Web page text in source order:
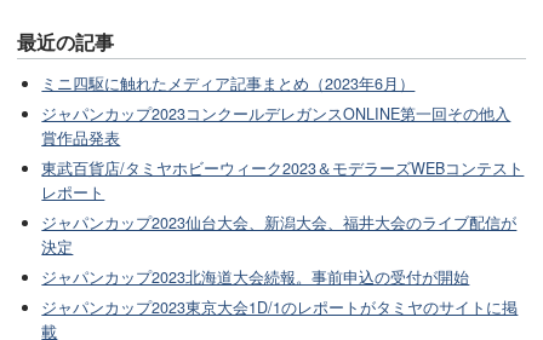
最近の記事
ミニ四駆に触れたメディア記事まとめ（2023年6月）
ジャパンカップ2023コンクールデレガンスONLINE第一回その他入
賞作品発表
東武百貨店/タミヤホビーウィーク2023＆モデラーズWEBコンテスト
レポート
ジャパンカップ2023仙台大会、新潟大会、福井大会のライブ配信が
決定
ジャパンカップ2023北海道大会続報。事前申込の受付が開始
ジャパンカップ2023東京大会1D/1のレポートがタミヤのサイトに掲
載